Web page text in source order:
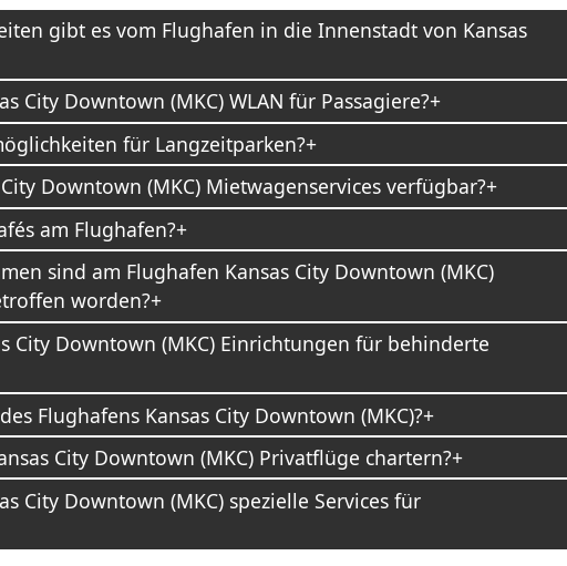
gibt es vom Flughafen in die Innenstadt von Kansas
City Downtown (MKC) WLAN für Passagiere?
für Langzeitparken?
Downtown (MKC) Mietwagenservices verfügbar?
am Flughafen?
sind am Flughafen Kansas City Downtown (MKC)
worden?
City Downtown (MKC) Einrichtungen für behinderte
Flughafens Kansas City Downtown (MKC)?
City Downtown (MKC) Privatflüge chartern?
City Downtown (MKC) spezielle Services für